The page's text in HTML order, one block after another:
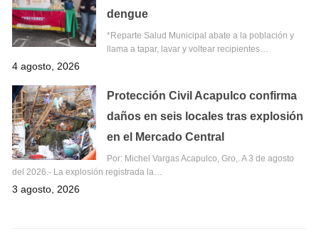
dengue
*Reparte Salud Municipal abate a la población y
llama a tapar, lavar y voltear recipientes…
4 agosto, 2026
Protección Civil Acapulco confirma
daños en seis locales tras explosión
en el Mercado Central
Por: Michel Vargas Acapulco, Gro,. A 3 de agosto
del 2026.- La explosión registrada la…
3 agosto, 2026